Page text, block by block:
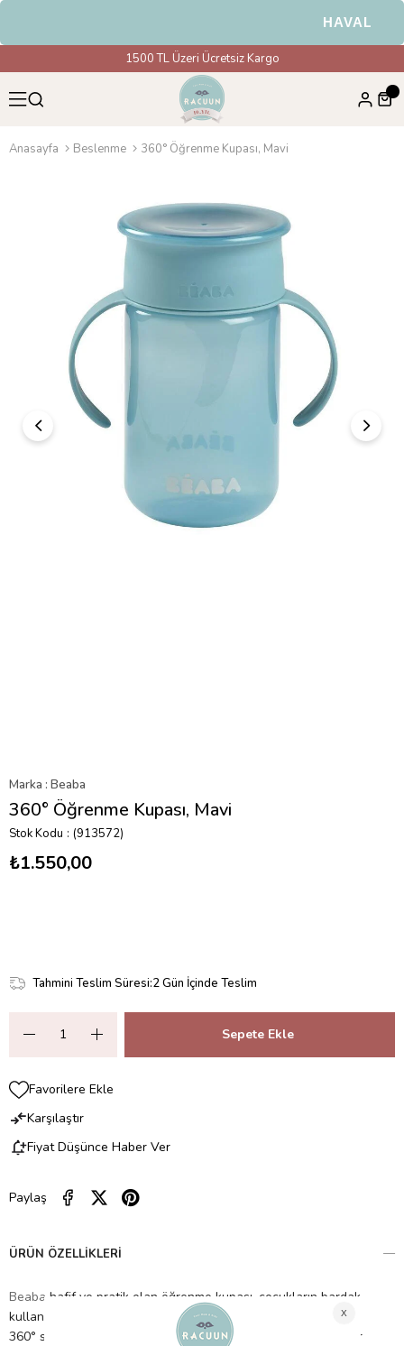
HAVALE &
1500 TL Üzeri Ücretsiz Kargo
Anasayfa Beslenme 360° Öğrenme Kupası, Mavi
Marka : Beaba
360° Öğrenme Kupası, Mavi
Stok Kodu (913572)
₺1.550,00
Tahmini Teslim Süresi:2 Gün İçinde Teslim
Favorilere Ekle
Karşılaştır
Fiyat Düşünce Haber Ver
Paylaş
ÜRÜN ÖZELLIKLERI
Beaba hafif ve pratik olan öğrenme kupası, çocukların bardak
kullanımı gibi içmeyi öğrenmesi için idealdir.
360° sistem: bardağın herhangi bir tarafından içmeye izin verir